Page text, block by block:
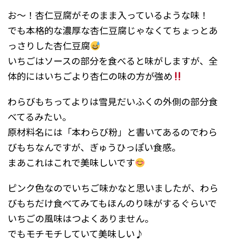
お～！杏仁豆腐がそのまま入っているような味！
でも本格的な濃厚な杏仁豆腐じゃなくてちょっとあ
っさりした杏仁豆腐
いちごはソースの部分を食べると味がしますが、全
体的にはいちごより杏仁の味の方が強め
わらびもちってよりは雪見だいふくの外側の部分食
べてるみたい。
原材料名には「本わらび粉」と書いてあるのでわら
びもちなんですが、ぎゅうひっぽい食感。
まあこれはこれで美味しいです
ピンク色なのでいちご味かなと思いましたが、わら
びもちだけ食べてみてもほんのり味がするぐらいで
いちごの風味はつよくありません。
でもモチモチしていて美味しい♪